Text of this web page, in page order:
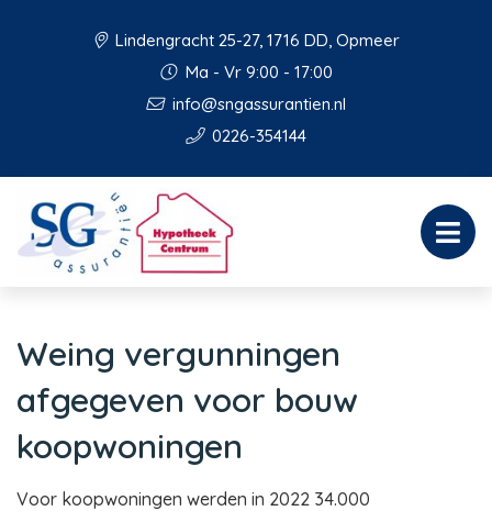
Lindengracht 25-27, 1716 DD, Opmeer
Ma - Vr 9:00 - 17:00
info@sngassurantien.nl
0226-354144
Weing vergunningen
afgegeven voor bouw
koopwoningen
Voor koopwoningen werden in 2022 34.000